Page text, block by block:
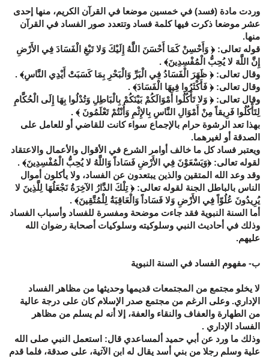
وردت مادة (فسد) في خمسين موضعا في القرآن الكريم، منها إحدى
عشر موضعا ذكرت فيها كلمة فساد وتتعدد صور الفساد في القرآن
منها.
قوله تعالى: ﴿ وَأَحْسِنْ كَمَا أَحْسَنَ اللَّهُ إِلَيْكَ وَلا تَبْغِ الْفَسَادَ فِي الأَرْضِ
إِنَّ اللَّهَ لا يُحِبُّ الْمُفْسِدِينَ﴾ .
وقال تعالى: ﴿ ظَهَرَ الْفَسَادُ فِي الْبَرِّ وَالْبَحْرِ بِمَا كَسَبَتْ أَيْدِي النَّاسِ﴾ .
وقال تعالى: ﴿ فَأَكْثَرُوا فِيهَا الْفَسَادَ﴾ .
وقال تعالى: ﴿ وَلا تَأْكُلُوا أَمْوَالَكُمْ بَيْنَكُمْ بِالْبَاطِلِ وَتُدْلُوا بِهَا إِلَى الْحُكَّامِ
لِتَأْكُلُوا فَرِيقاً مِنْ أَمْوَالِ النَّاسِ بِالإِثْمِ وَأَنْتُمْ تَعْلَمُونَ ﴾ .
بهذا تعد الرشوة حرام بالإجماع سواء كانت للقاضي أو للعامل على
الصدقة أو لغيرهما.
ويعتبر فساد كل ما خالف أوامر الشرع في الأقوال والأعمال والاعتقاد
لقوله تعالى: ﴿وَيَسْعَوْنَ فِي الأَرْضِ فَسَاداً وَاللَّهُ لا يُحِبُّ الْمُفْسِدِينَ﴾ .
وقد وعد الله المتقين والذين يبتعدون عن الفساد، ولا يأكلون أموال
الناس بالباطل الجنة لقوله تعالى: ﴿ تِلْكَ الدَّارُ الآخِرَةُ نَجْعَلُهَا لِلَّذِينَ لا
يُرِيدُونَ عُلُوّاً فِي الأَرْضِ وَلا فَسَاداً وَالْعَاقِبَةُ لِلْمُتَّقِينَ﴾ .
أما السنة النبوية فقد جاءت موضحة ومفسرة للفساد وأسباب الفساد
وذلك في أحاديث النبي وسلوكيته وسلوكيات أصحابة رضوان الله
عليهم.
ب- مفهوم الفساد في السنة النبوية
لا يخلو مجتمع من المجتمعات قديمها وحديثها من مظاهر الفساد
الإداري. وعلى الرغم من مجتمع صدر الإسلام كان على درجة عالية
من الطهارة والعفاف والنقاء والعفة، إلا أنه لم يسلم من مظاهر
الفساد الإداري .
وذلك ما ورد عن أبي حميد ألمساعدي قال: استعمل النبي صلى الله
علية وسلم رجلا من بني أسد يقال له ابن الآتية، على صدقة، فلما قدم